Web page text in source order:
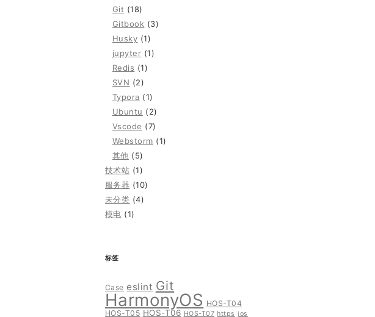
Git (18)
Gitbook (3)
Husky (1)
jupyter (1)
Redis (1)
SVN (2)
Typora (1)
Ubuntu (2)
Vscode (7)
Webstorm (1)
其他 (5)
技术站 (1)
服务器 (10)
未分类 (4)
模电 (1)
标签
Case eslint Git
HarmonyOS HOS-T04
HOS-T05 HOS-T06 HOS-T07 https ios